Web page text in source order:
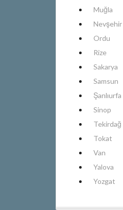
Muğla
Nevşehir
Ordu
Rize
Sakarya
Samsun
Şanlıurfa
Sinop
Tekirdağ
Tokat
Van
Yalova
Yozgat